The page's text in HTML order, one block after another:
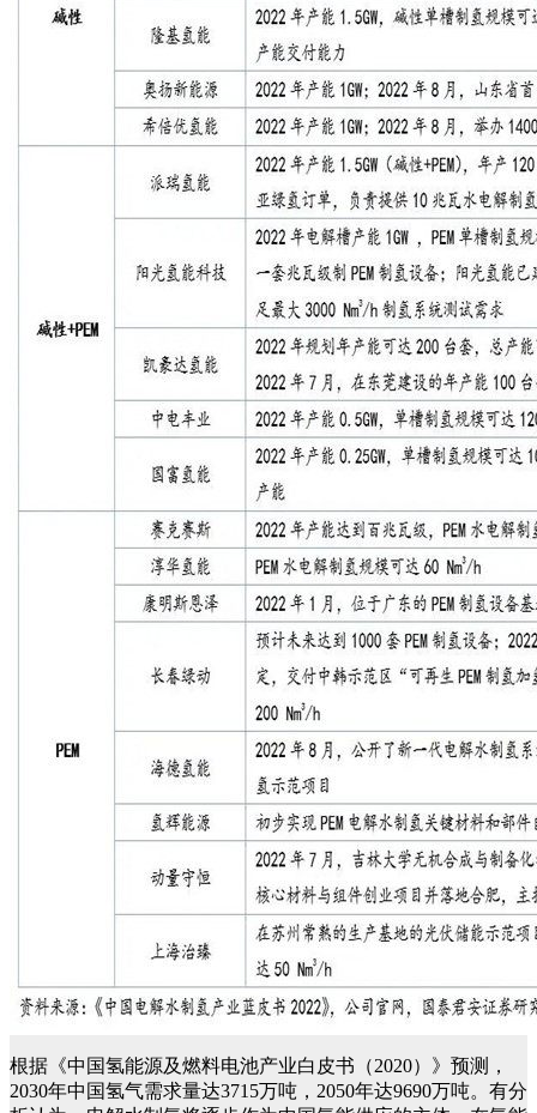
根据《中国氢能源及燃料电池产业白皮书（2020）》预测，
2030年中国氢气需求量达3715万吨，2050年达9690万吨。有分